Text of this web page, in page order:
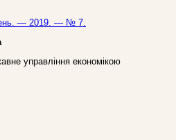
— 2019. — № 7.
управління економікою